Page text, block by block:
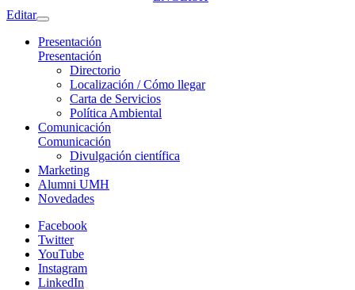
Editar
Presentación
Presentación
Directorio
Localización / Cómo llegar
Carta de Servicios
Política Ambiental
Comunicación
Comunicación
Divulgación científica
Marketing
Alumni UMH
Novedades
Facebook
Twitter
YouTube
Instagram
LinkedIn